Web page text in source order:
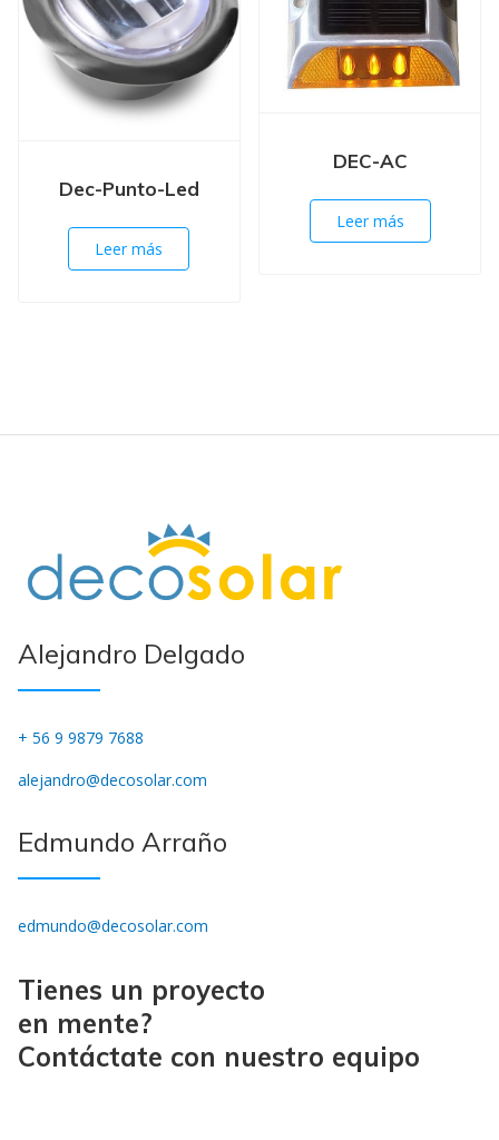
Dec-Punto-Led
Leer más
DEC-AC
Leer más
Alejandro Delgado
+ 56 9 9879 7688
alejandro@decosolar.com
Edmundo Arraño
edmundo@decosolar.com
Tienes un proyecto
en mente?
Contáctate con nuestro equipo